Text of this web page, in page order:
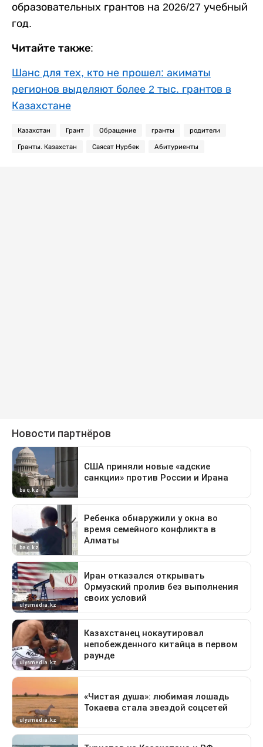
образовательных грантов на 2026/27 учебный
год.
Читайте также:
Шанс для тех, кто не прошел: акиматы
регионов выделяют более 2 тыс. грантов в
Казахстане
Казахстан Грант Обращение гранты родители
Гранты. Казахстан Саясат Нурбек Абитуриенты